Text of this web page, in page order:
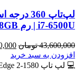
i7-6500U | رم 8GB | حافظه SSD 256GB لمسی
43,600,000 تومان
اصلیافزودن به سبد خرید